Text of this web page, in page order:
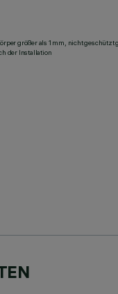
größer als 1 mm, nicht
der Installation